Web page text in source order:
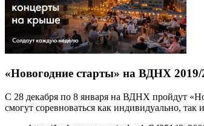
«Новогодние старты» на ВДНХ 2019/
С 28 декабря по 8 января на ВДНХ пройдут
смогут соревноваться как индивидуально, так